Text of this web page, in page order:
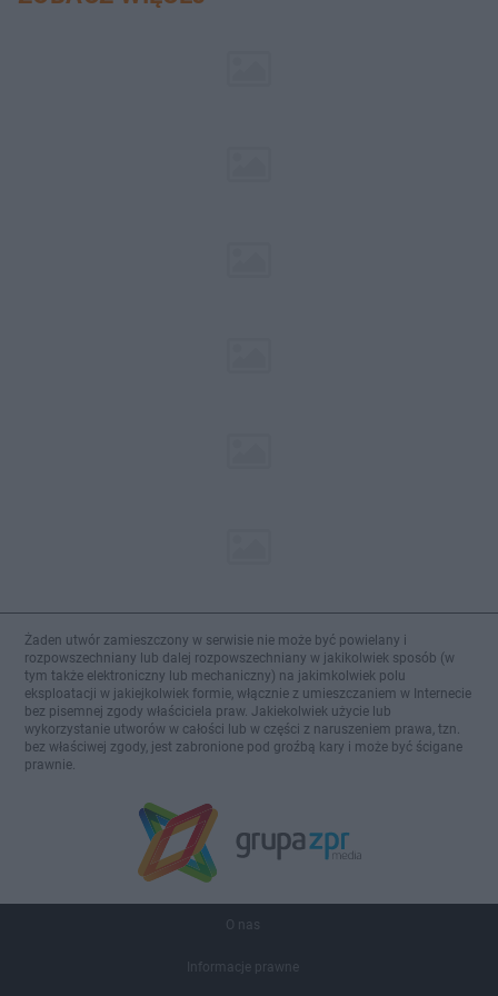
Żaden utwór zamieszczony w serwisie nie może być powielany i
rozpowszechniany lub dalej rozpowszechniany w jakikolwiek sposób (w
tym także elektroniczny lub mechaniczny) na jakimkolwiek polu
eksploatacji w jakiejkolwiek formie, włącznie z umieszczaniem w Internecie
bez pisemnej zgody właściciela praw. Jakiekolwiek użycie lub
wykorzystanie utworów w całości lub w części z naruszeniem prawa, tzn.
bez właściwej zgody, jest zabronione pod groźbą kary i może być ścigane
prawnie.
O nas
Informacje prawne